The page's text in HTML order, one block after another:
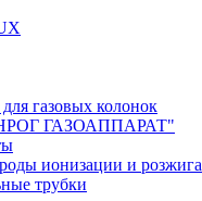
газовых колонок
ГАЗОАППАРАТ"
ионизации и розжига
трубки